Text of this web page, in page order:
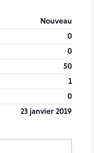
Nouveau
0
0
50
1
0
23 janvier 2019